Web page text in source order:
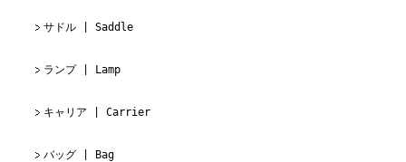
サドル | Saddle
ランプ | Lamp
キャリア | Carrier
バッグ | Bag